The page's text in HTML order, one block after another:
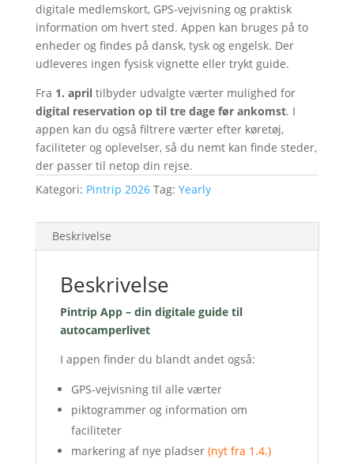
digitale medlemskort, GPS-vejvisning og praktisk
information om hvert sted. Appen kan bruges på to
enheder og findes på dansk, tysk og engelsk. Der
udleveres ingen fysisk vignette eller trykt guide.
Fra 1. apriltilbyder udvalgte værter mulighed for
digital reservation op til tre dage før ankomst. I
appen kan du også filtrere værter efter køretøj,
faciliteter og oplevelser, så du nemt kan finde steder,
der passer til netop din rejse.
Kategori: Pintrip 2026 Tag: Yearly
Beskrivelse
Beskrivelse
Pintrip App – din digitale guide til
autocamperlivet
I appen finder du blandt andet også:
GPS-vejvisning til alle værter
piktogrammer og information om
faciliteter
markering af nye pladser (nyt fra 1.4.)